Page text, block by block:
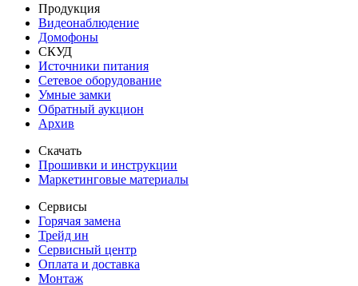
Продукция
Видеонаблюдение
Домофоны
СКУД
Источники питания
Сетевое оборудование
Умные замки
Обратный аукцион
Архив
Скачать
Прошивки и инструкции
Маркетинговые материалы
Сервисы
Горячая замена
Трейд ин
Сервисный центр
Оплата и доставка
Монтаж